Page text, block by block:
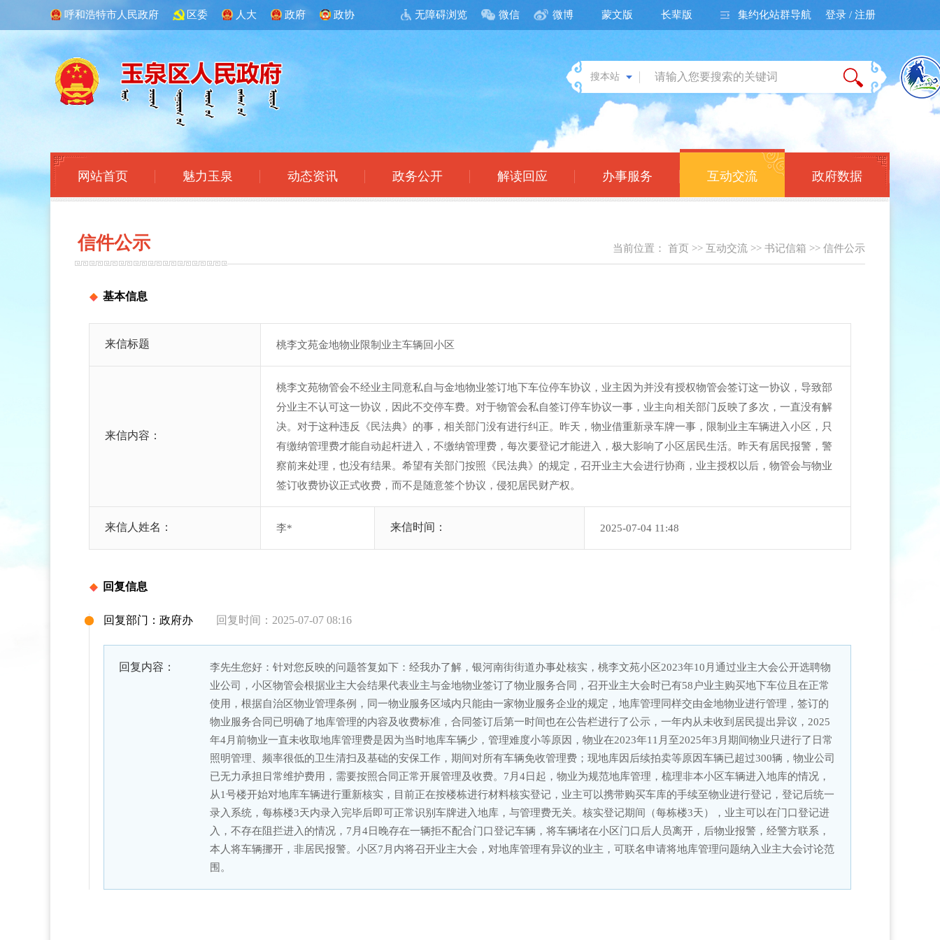
呼和浩特市人民政府 区委 人大 政府 政协 无障碍浏览 微信 微博 蒙文版 长辈版 集约化站群导航 登录 / 注册
搜本站
网站首页 魅力玉泉 动态资讯 政务公开 解读回应 办事服务 互动交流 政府数据
信件公示 当前位置： 首页 >> 互动交流 >> 书记信箱 >> 信件公示
基本信息
来信标题 桃李文苑金地物业限制业主车辆回小区
来信内容：
桃李文苑物管会不经业主同意私自与金地物业签订地下车位停车协议，业主因为并没有授权物管会签订这一协议，导致部
分业主不认可这一协议，因此不交停车费。对于物管会私自签订停车协议一事，业主向相关部门反映了多次，一直没有解
决。对于这种违反《民法典》的事，相关部门没有进行纠正。昨天，物业借重新录车牌一事，限制业主车辆进入小区，只
有缴纳管理费才能自动起杆进入，不缴纳管理费，每次要登记才能进入，极大影响了小区居民生活。昨天有居民报警，警
察前来处理，也没有结果。希望有关部门按照《民法典》的规定，召开业主大会进行协商，业主授权以后，物管会与物业
签订收费协议正式收费，而不是随意签个协议，侵犯居民财产权。
来信人姓名： 李* 来信时间： 2025-07-04 11:48
回复信息
回复部门：政府办 回复时间：2025-07-07 08:16
回复内容：
李先生您好：针对您反映的问题答复如下：经我办了解，银河南街街道办事处核实，桃李文苑小区2023年10月通过业主大会公开选聘物
业公司，小区物管会根据业主大会结果代表业主与金地物业签订了物业服务合同，召开业主大会时已有58户业主购买地下车位且在正常
使用，根据自治区物业管理条例，同一物业服务区域内只能由一家物业服务企业的规定，地库管理同样交由金地物业进行管理，签订的
物业服务合同已明确了地库管理的内容及收费标准，合同签订后第一时间也在公告栏进行了公示，一年内从未收到居民提出异议，2025
年4月前物业一直未收取地库管理费是因为当时地库车辆少，管理难度小等原因，物业在2023年11月至2025年3月期间物业只进行了日常
照明管理、频率很低的卫生清扫及基础的安保工作，期间对所有车辆免收管理费；现地库因后续拍卖等原因车辆已超过300辆，物业公司
已无力承担日常维护费用，需要按照合同正常开展管理及收费。7月4日起，物业为规范地库管理，梳理非本小区车辆进入地库的情况，
从1号楼开始对地库车辆进行重新核实，目前正在按楼栋进行材料核实登记，业主可以携带购买车库的手续至物业进行登记，登记后统一
录入系统，每栋楼3天内录入完毕后即可正常识别车牌进入地库，与管理费无关。核实登记期间（每栋楼3天），业主可以在门口登记进
入，不存在阻拦进入的情况，7月4日晚存在一辆拒不配合门口登记车辆，将车辆堵在小区门口后人员离开，后物业报警，经警方联系，
本人将车辆挪开，非居民报警。小区7月内将召开业主大会，对地库管理有异议的业主，可联名申请将地库管理问题纳入业主大会讨论范
围。